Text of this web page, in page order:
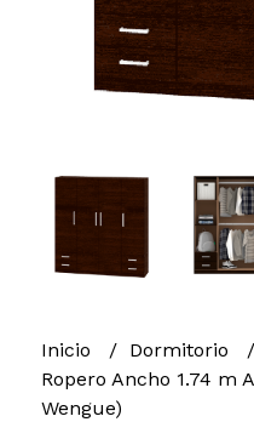
Inicio Dormitorio
Ropero Ancho 1.74 m
Wengue)